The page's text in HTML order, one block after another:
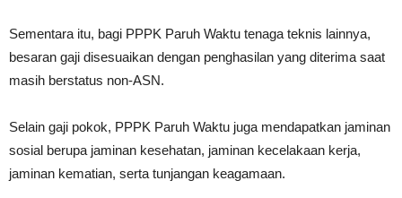
Sementara itu, bagi PPPK Paruh Waktu tenaga teknis lainnya,
besaran gaji disesuaikan dengan penghasilan yang diterima saat
masih berstatus non-ASN.
Selain gaji pokok, PPPK Paruh Waktu juga mendapatkan jaminan
sosial berupa jaminan kesehatan, jaminan kecelakaan kerja,
jaminan kematian, serta tunjangan keagamaan.